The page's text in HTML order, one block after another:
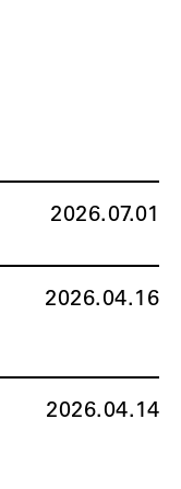
2026.07.01
2026.04.16
2026.04.14